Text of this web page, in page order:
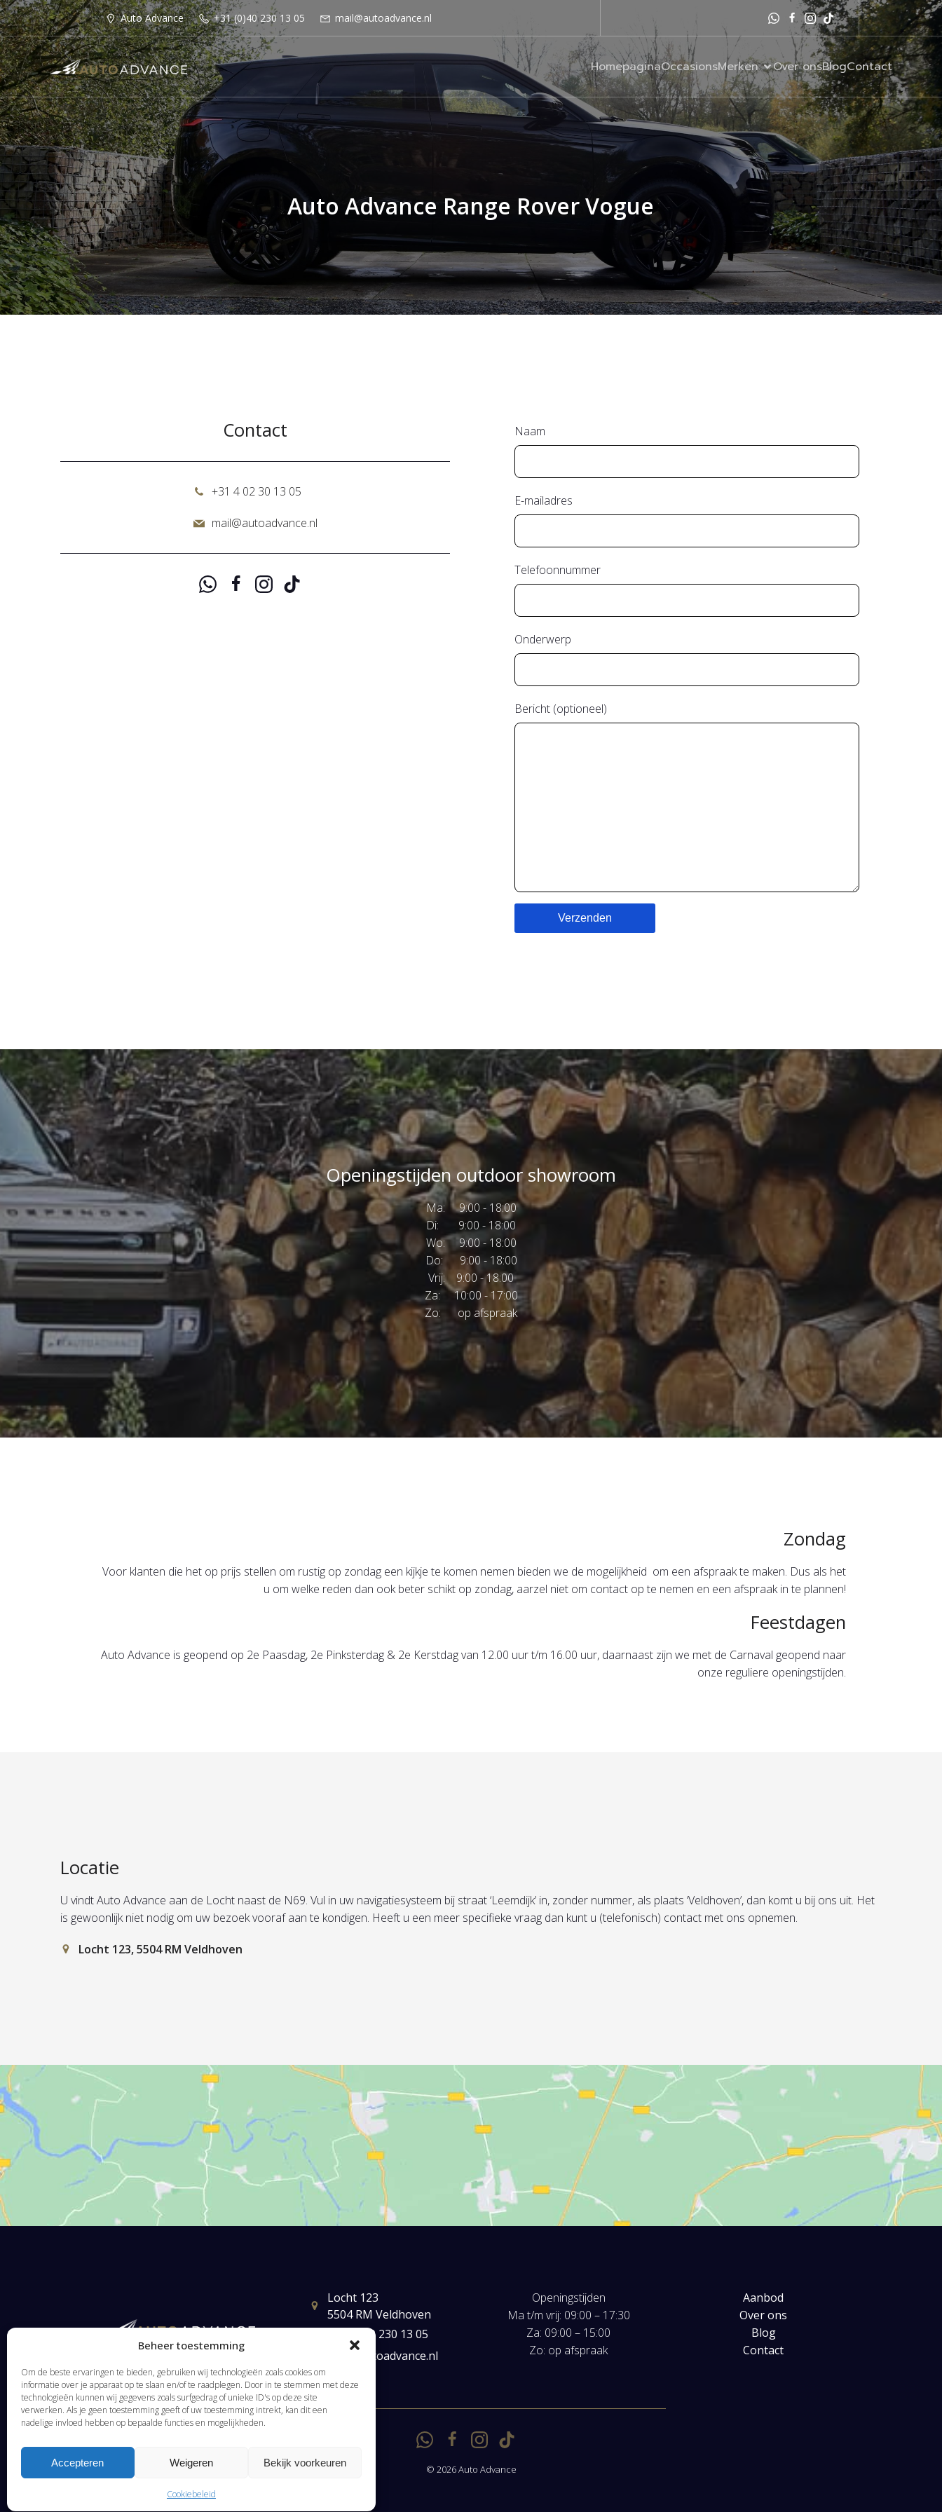
Beheer toestemming
Om de beste ervaringen te bieden, gebruiken wij technologieën zoals cookies om
informatie over je apparaat op te slaan en/of te raadplegen. Door in te stemmen met deze
technologieën kunnen wij gegevens zoals surfgedrag of unieke ID's op deze site
verwerken. Als je geen toestemming geeft of uw toestemming intrekt, kan dit een
nadelige invloed hebben op bepaalde functies en mogelijkheden.
Accepteren Weigeren Bekijk voorkeuren
Cookiebeleid
Auto Advance +31 (0)40 230 13 05 mail@autoadvance.nl
HomepaginaOccasionsMerken Over onsBlogContact
Auto Advance Range Rover Vogue
Contact
+31 4 02 30 13 05
mail@autoadvance.nl
Naam
E-mailadres
Telefoonnummer
Onderwerp
Bericht (optioneel)
Openingstijden outdoor showroom
Ma: 9:00 - 18:00
Di: 9:00 - 18:00
Wo: 9:00 - 18:00
Do: 9:00 - 18:00
Vrij: 9:00 - 18:00
Za: 10:00 - 17:00
Zo: op afspraak
Zondag
Voor klanten die het op prijs stellen om rustig op zondag een kijkje te komen nemen bieden we de mogelijkheid om een afspraak te maken. Dus als het
u om welke reden dan ook beter schikt op zondag, aarzel niet om contact op te nemen en een afspraak in te plannen!
Feestdagen
Auto Advance is geopend op 2e Paasdag, 2e Pinksterdag & 2e Kerstdag van 12.00 uur t/m 16.00 uur, daarnaast zijn we met de Carnaval geopend naar
onze reguliere openingstijden.
Locatie
U vindt Auto Advance aan de Locht naast de N69. Vul in uw navigatiesysteem bij straat ‘Leemdijk’ in, zonder nummer, als plaats ‘Veldhoven’, dan komt u bij ons uit. Het
is gewoonlijk niet nodig om uw bezoek vooraf aan te kondigen. Heeft u een meer specifieke vraag dan kunt u (telefonisch) contact met ons opnemen.
Locht 123, 5504 RM Veldhoven
deze inhoud in te schakelen
Locht 123
5504 RM Veldhoven
+31(0) 40 230 13 05
mail@autoadvance.nl
Openingstijden
Ma t/m vrij: 09:00 – 17:30
Za: 09:00 – 15:00
Zo: op afspraak
Aanbod
Over ons
Blog
Contact
© 2026 Auto Advance